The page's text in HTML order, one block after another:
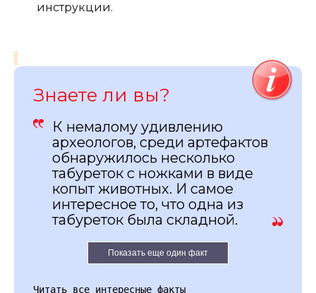
инструкции.
Знаете ли вы?
К немалому удивлению
археологов, среди артефактов
обнаружилось несколько
табуреток с ножками в виде
копыт животных. И самое
интересное то, что одна из
табуреток была складной.
Показать еще один факт
Читать все интересные факты